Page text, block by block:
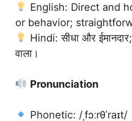
English: Direct and
or behavior;
Hindi: सीधा और
वाला।
Pronunciation
Phonetic: /ˌfɔːrθˈraɪt/